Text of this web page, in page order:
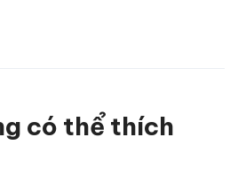
có thể thích